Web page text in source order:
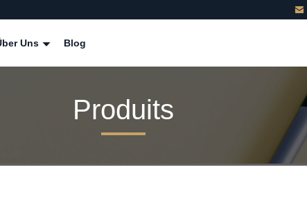
Uns Blog
Produits